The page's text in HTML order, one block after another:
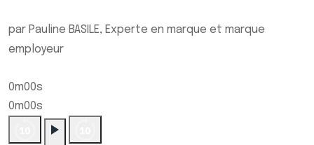
par Pauline BASILE, Experte en marque et marque
employeur
0m00s
0m00s